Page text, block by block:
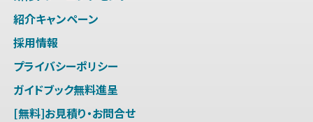
紹介キャンペーン
採用情報
プライバシーポリシー
ガイドブック無料進呈
[無料]お見積り・お問合せ